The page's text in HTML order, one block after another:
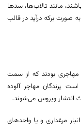
مانند تالاب‌ها، سدها
صورت برکه درآید در قالب
مهاجری بودند که از سمت
پرندگان مهاجر آلوده
انتشار ویروس می‌شوند.
مرغداری و یا واحدهای